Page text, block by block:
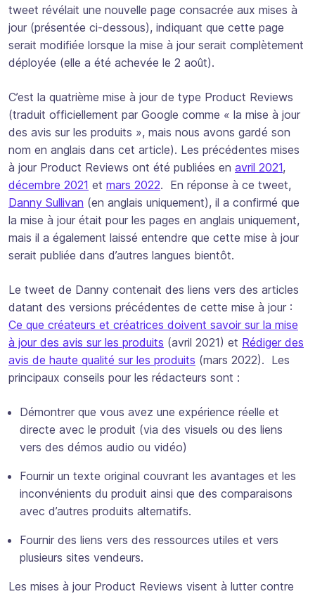
tweet révélait une nouvelle page consacrée aux mises à
jour (présentée ci-dessous), indiquant que cette page
serait modifiée lorsque la mise à jour serait complètement
déployée (elle a été achevée le 2 août).
C’est la quatrième mise à jour de type Product Reviews
(traduit officiellement par Google comme « la mise à jour
des avis sur les produits », mais nous avons gardé son
nom en anglais dans cet article). Les précédentes mises
à jour Product Reviews ont été publiées en avril 2021,
décembre 2021 et mars 2022. En réponse à ce tweet,
Danny Sullivan (en anglais uniquement), il a confirmé que
la mise à jour était pour les pages en anglais uniquement,
mais il a également laissé entendre que cette mise à jour
serait publiée dans d’autres langues bientôt.
Le tweet de Danny contenait des liens vers des articles
datant des versions précédentes de cette mise à jour :
Ce que créateurs et créatrices doivent savoir sur la mise
à jour des avis sur les produits (avril 2021) et Rédiger des
avis de haute qualité sur les produits (mars 2022). Les
principaux conseils pour les rédacteurs sont :
Démontrer que vous avez une expérience réelle et
directe avec le produit (via des visuels ou des liens
vers des démos audio ou vidéo)
Fournir un texte original couvrant les avantages et les
inconvénients du produit ainsi que des comparaisons
avec d’autres produits alternatifs.
Fournir des liens vers des ressources utiles et vers
plusieurs sites vendeurs.
Les mises à jour Product Reviews visent à lutter contre